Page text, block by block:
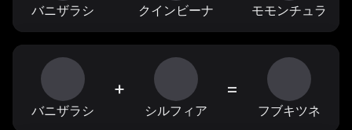
バニザラシ クインビーナ モモンチュラ
バニザラシ
+
シルフィア
=
フブキツネ